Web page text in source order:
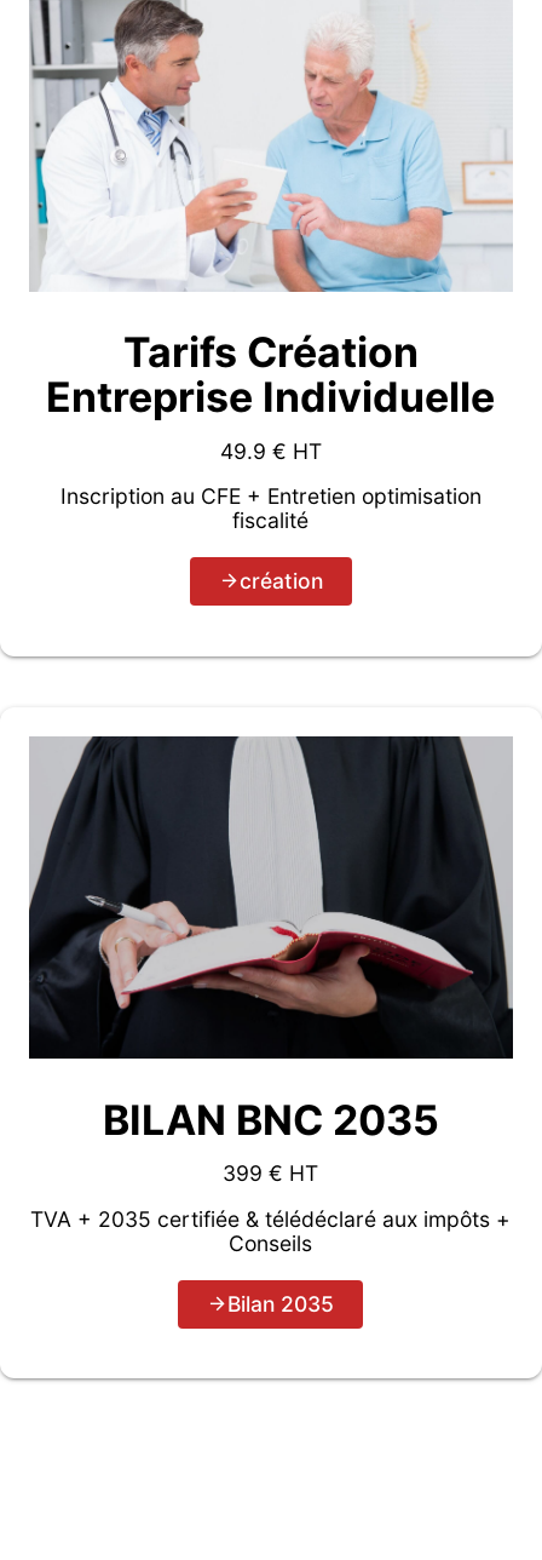
Tarifs Création
Entreprise Individuelle
49.9 € HT
Inscription au CFE + Entretien optimisation
fiscalité
création
BILAN BNC 2035
399 € HT
TVA + 2035 certifiée & télédéclaré aux impôts +
Conseils
Bilan 2035